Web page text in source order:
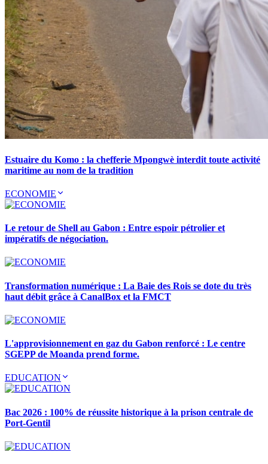
Estuaire du Komo : la chefferie Mpongwè interdit toute activité
maritime au nom de la tradition
ECONOMIE
Le retour de Shell au Gabon : Entre espoir pétrolier et
impératifs de négociation.
Transformation numérique : La Baie des Rois se dote du très
haut débit grâce à CanalBox et la FMCT
L'approvisionnement en gaz du Gabon renforcé : Le centre
SGEPP de Moanda prend forme.
EDUCATION
Bac 2026 : 100% de réussite historique à la prison centrale de
Port-Gentil